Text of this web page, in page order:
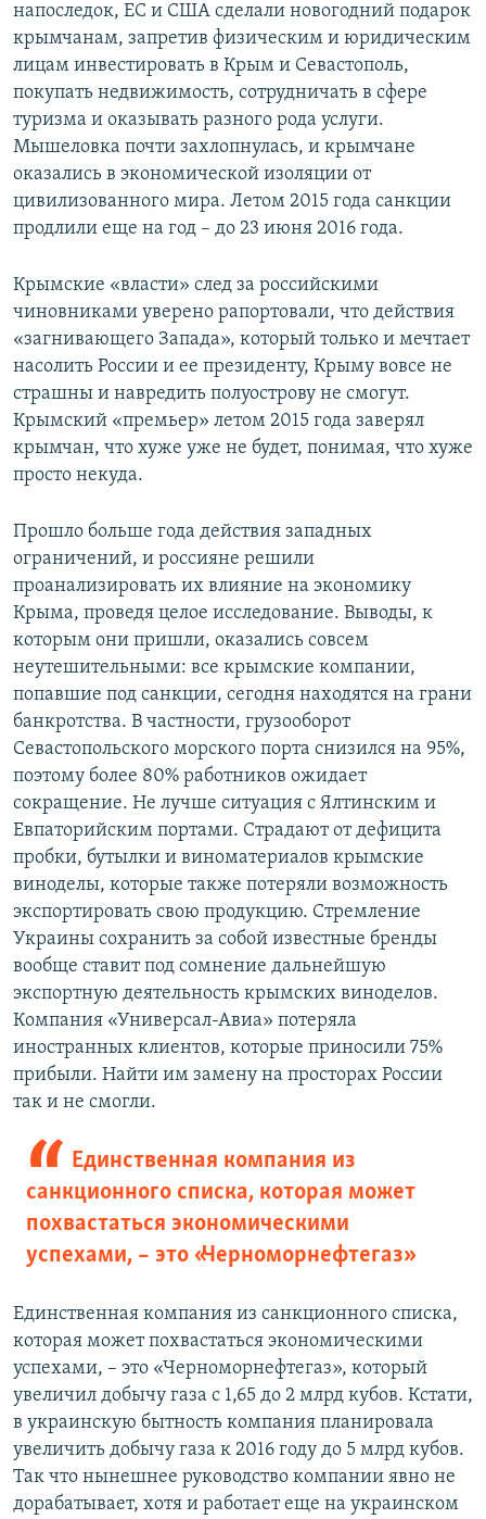
напоследок, ЕС и США сделали новогодний подарок
крымчанам, запретив физическим и юридическим
лицам инвестировать в Крым и Севастополь,
покупать недвижимость, сотрудничать в сфере
туризма и оказывать разного рода услуги.
Мышеловка почти захлопнулась, и крымчане
оказались в экономической изоляции от
цивилизованного мира. Летом 2015 года санкции
продлили еще на год – до 23 июня 2016 года.
Крымские «власти» след за российскими
чиновниками уверено рапортовали, что действия
«загнивающего Запада», который только и мечтает
насолить России и ее президенту, Крыму вовсе не
страшны и навредить полуострову не смогут.
Крымский «премьер» летом 2015 года заверял
крымчан, что хуже уже не будет, понимая, что хуже
просто некуда.
Прошло больше года действия западных
ограничений, и россияне решили
проанализировать их влияние на экономику
Крыма, проведя целое исследование. Выводы, к
которым они пришли, оказались совсем
неутешительными: все крымские компании,
попавшие под санкции, сегодня находятся на грани
банкротства. В частности, грузооборот
Севастопольского морского порта снизился на 95%,
поэтому более 80% работников ожидает
сокращение. Не лучше ситуация с Ялтинским и
Евпаторийским портами. Страдают от дефицита
пробки, бутылки и виноматериалов крымские
виноделы, которые также потеряли возможность
экспортировать свою продукцию. Стремление
Украины сохранить за собой известные бренды
вообще ставит под сомнение дальнейшую
экспортную деятельность крымских виноделов.
Компания «Универсал-Авиа» потеряла
иностранных клиентов, которые приносили 75%
прибыли. Найти им замену на просторах России
так и не смогли.
Единственная компания из
санкционного списка, которая может
похвастаться экономическими
успехами, – это «Черноморнефтегаз»
Единственная компания из санкционного списка,
которая может похвастаться экономическими
успехами, – это «Черноморнефтегаз», который
увеличил добычу газа с 1,65 до 2 млрд кубов. Кстати,
в украинскую бытность компания планировала
увеличить добычу газа к 2016 году до 5 млрд кубов.
Так что нынешнее руководство компании явно не
дорабатывает, хотя и работает еще на украинском